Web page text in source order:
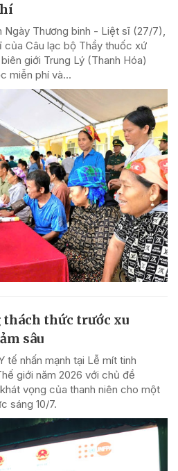
Thương binh - Liệt sĩ (27/7),
của Câu lạc bộ Thầy thuốc xứ
giới Trung Lý (Thanh Hóa)
miễn phí và...
thách thức trước xu
sâu
tế nhấn mạnh tại Lễ mít tinh
giới năm 2026 với chủ đề
vọng của thanh niên cho một
sáng 10/7.